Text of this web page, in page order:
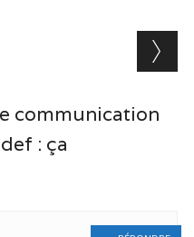
communication
: ça